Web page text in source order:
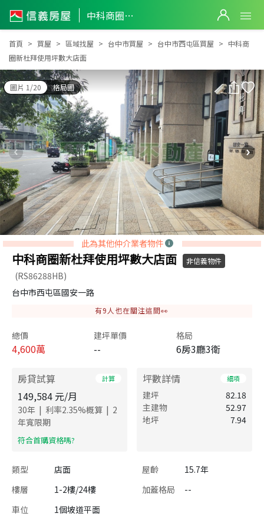
中科商圈新杜拜使用坪數大店面
中科商圈新杜拜使用坪數大店面
首頁 買屋 區域找屋 台中市買屋 台中市西屯區買屋
中科商
圈新杜拜使用坪數大店面
圖片 1/20 格局圖
此為其他仲介業者物件
中科商圈新杜拜使用坪數大店面 非信義物件
(RS86288HB)
台中市西屯區國安一路
有9 人也在關注這間👀
總價
4,600萬
建坪單價
--
格局
6房3廳3衛
房貸試算 計算
149,584 元/月
30年 | 利率2.35%概算 | 2
年寬限期
​符合首購資格嗎?
坪數詳情 細項
建坪
82.18
主建物
52.97
地坪
7.94
類型 店面 屋齡
15.7年
樓層
1-2樓/24樓 加蓋格局
--
車位
1個坡道平面